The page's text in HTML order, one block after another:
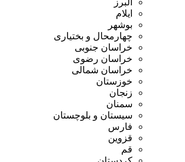
ایلام
بوشهر
چهارمحال و بختیاری
خراسان جنوبی
خراسان رضوی
خراسان شمالی
خوزستان
زنجان
سمنان
سیستان و بلوچستان
فارس
قزوین
قم